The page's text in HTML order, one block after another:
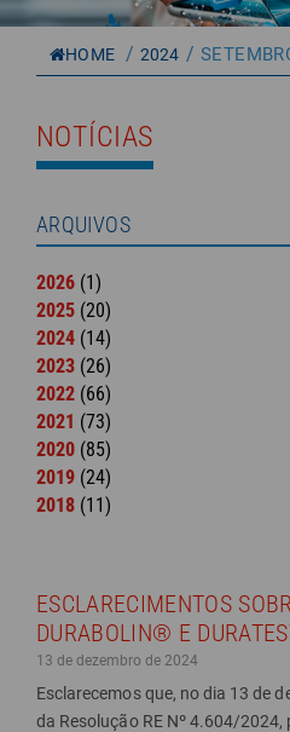
HOME / 2024 /
NOTÍCIAS
ESCLARECIMENTOS
DURABOLIN® E
13 de dezembro de 2024
Esclarecemos que, no dia 13 de
da Resolução RE Nº 4.604/2024,
ARQUIVOS
2026 (1)
2025 (20)
2024 (14)
2023 (26)
2022 (66)
2021 (73)
2020 (85)
2019 (24)
2018 (11)